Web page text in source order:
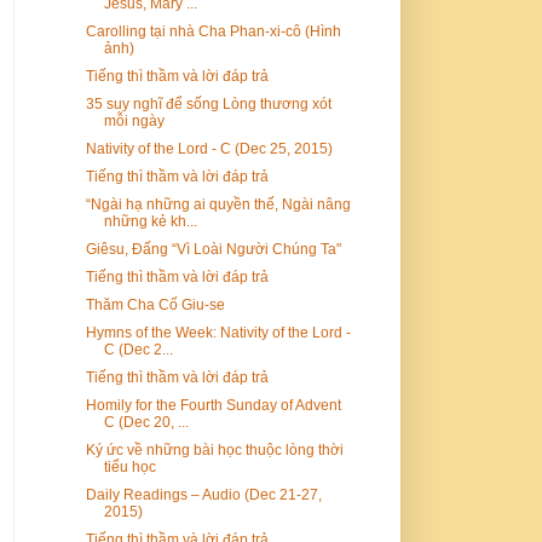
Carolling tại nhà Cha Phan-xi-cô (Hình
ảnh)
Tiếng thì thầm và lời đáp trả
35 suy nghĩ để sống Lòng thương xót
mỗi ngày
Nativity of the Lord - C (Dec 25, 2015)
Tiếng thì thầm và lời đáp trả
“Ngài hạ những ai quyền thế, Ngài nâng
những kẻ kh...
Giêsu, Đấng “Vì Loài Người Chúng Ta"
Tiếng thì thầm và lời đáp trả
Thăm Cha Cố Giu-se
Hymns of the Week: Nativity of the Lord -
C (Dec 2...
Tiếng thì thầm và lời đáp trả
Homily for the Fourth Sunday of Advent
C (Dec 20, ...
Ký ức về những bài học thuộc lòng thời
tiểu học
Daily Readings – Audio (Dec 21-27,
2015)